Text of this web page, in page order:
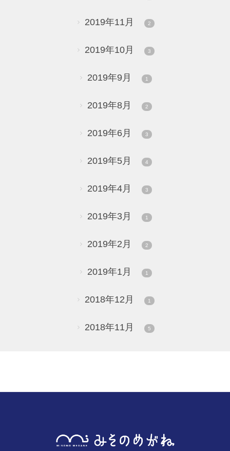
2019年11月 2
2019年10月 3
2019年9月 1
2019年8月 2
2019年6月 3
2019年5月 4
2019年4月 3
2019年3月 1
2019年2月 2
2019年1月 1
2018年12月 1
2018年11月 5